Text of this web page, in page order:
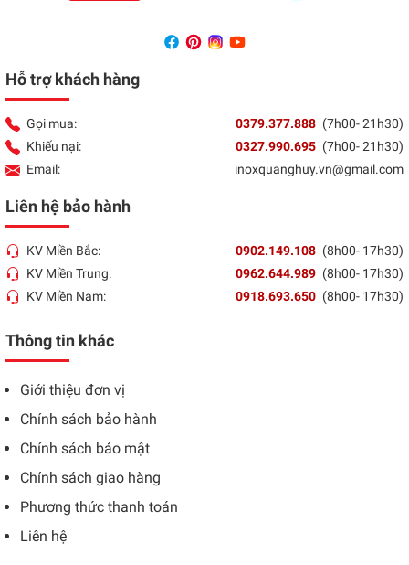
Hỗ trợ khách hàng
Gọi mua: 0379.377.888 (7h00- 21h30)
Khiếu nại:
0327.990.695 (7h00- 21h30)
Email:
inoxquanghuy.vn@gmail.com
Liên hệ bảo hành
KV Miền Bắc: 0902.149.108 (8h00- 17h30)
KV Miền Trung:
0962.644.989 (8h00- 17h30)
KV Miền Nam:
0918.693.650 (8h00- 17h30)
Thông tin khác
Giới thiệu đơn vị
Chính sách bảo hành
Chính sách bảo mật
Chính sách giao hàng
Phương thức thanh toán
Liên hệ